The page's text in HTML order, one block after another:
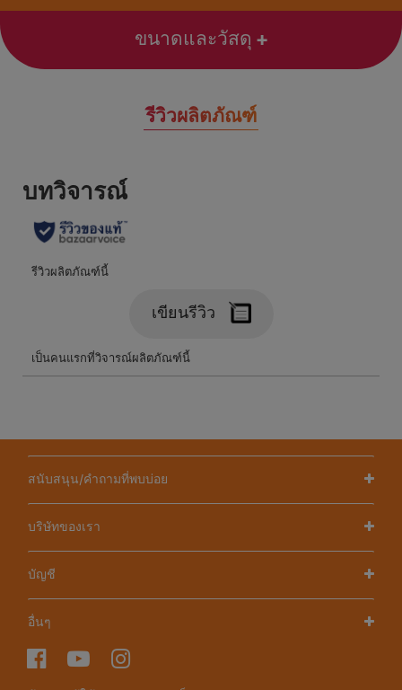
ขนาดและวัสดุ
รีวิวผลิตภัณฑ์
สนับสนุน/คำถามที่พบบ่อย
บริษัทของเรา
บัญชี
อื่นๆ